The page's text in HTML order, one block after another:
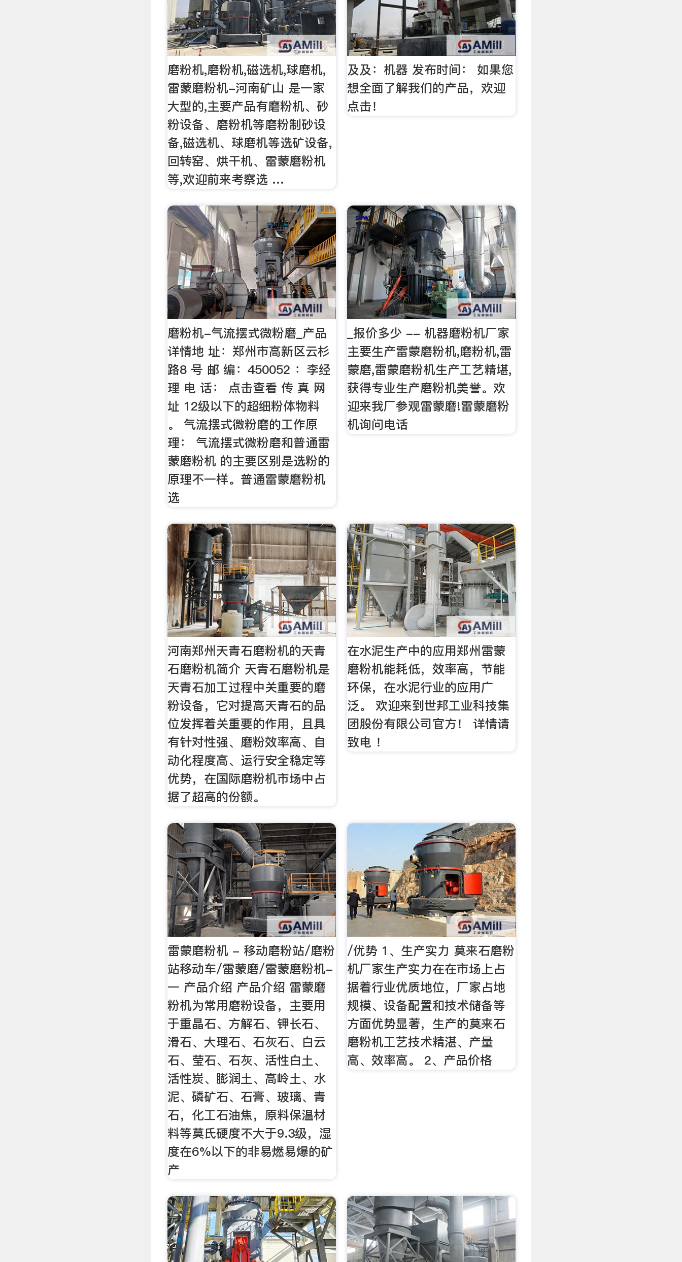
磨粉机,磨粉机,磁选机,球磨机,
雷蒙磨粉机-河南矿山 是一家
大型的,主要产品有磨粉机、砂
粉设备、磨粉机等磨粉制砂设
备,磁选机、球磨机等选矿设备,
回转窑、烘干机、雷蒙磨粉机
等,欢迎前来考察选 …
及及：机器 发布时间： 如果您
想全面了解我们的产品，欢迎
点击！
磨粉机-气流摆式微粉磨_产品
详情地 址：郑州市高新区云杉
路8 号 邮 编：450052 ：李经
理 电 话： 点击查看 传 真 网
址 12级以下的超细粉体物料
。 气流摆式微粉磨的工作原
理： 气流摆式微粉磨和普通雷
蒙磨粉机 的主要区别是选粉的
原理不一样。普通雷蒙磨粉机
选
_报价多少 -- 机器磨粉机厂家
主要生产雷蒙磨粉机,磨粉机,雷
蒙磨,雷蒙磨粉机生产工艺精堪,
获得专业生产磨粉机美誉。欢
迎来我厂参观雷蒙磨!雷蒙磨粉
机询问电话
河南郑州天青石磨粉机的天青
石磨粉机简介 天青石磨粉机是
天青石加工过程中关重要的磨
粉设备，它对提高天青石的品
位发挥着关重要的作用，且具
有针对性强、磨粉效率高、自
动化程度高、运行安全稳定等
优势，在国际磨粉机市场中占
据了超高的份额。
在水泥生产中的应用郑州雷蒙
磨粉机能耗低，效率高，节能
环保，在水泥行业的应用广
泛。 欢迎来到世邦工业科技集
团股份有限公司官方！ 详情请
致电 ！
雷蒙磨粉机 - 移动磨粉站/磨粉
站移动车/雷蒙磨/雷蒙磨粉机-
一 产品介绍 产品介绍 雷蒙磨
粉机为常用磨粉设备，主要用
于重晶石、方解石、钾长石、
滑石、大理石、石灰石、白云
石、莹石、石灰、活性白土、
活性炭、膨润土、高岭土、水
泥、磷矿石、石膏、玻璃、青
石，化工石油焦，原料保温材
料等莫氏硬度不大于9.3级，湿
度在6%以下的非易燃易爆的矿
产
/优势 1、生产实力 莫来石磨粉
机厂家生产实力在在市场上占
据着行业优质地位，厂家占地
规模、设备配置和技术储备等
方面优势显著，生产的莫来石
磨粉机工艺技术精湛、产量
高、效率高。 2、产品价格